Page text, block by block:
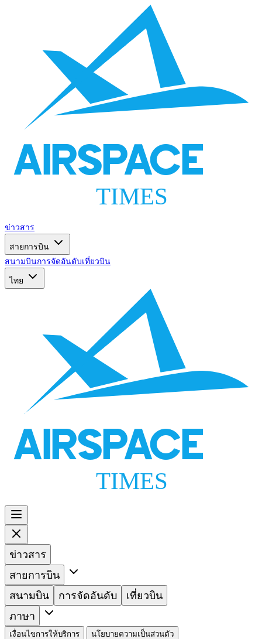
AIRSPACE
TIMES
ข่าวสาร
สายการบิน
สนามบินการจัดอันดับเที่ยวบิน
ไทย
AIRSPACE
TIMES
ข่าวสาร
สายการบิน
สนามบิน
การจัดอันดับ
เที่ยวบิน
ภาษา
เงื่อนไขการให้บริการ นโยบายความเป็นส่วนตัว